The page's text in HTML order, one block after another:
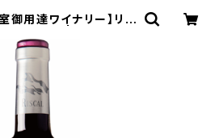
御用達ワイナリー】リス
店なかもと